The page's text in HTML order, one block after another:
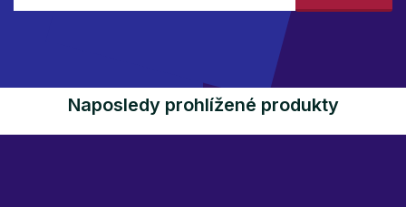
Naposledy prohlížené produkty